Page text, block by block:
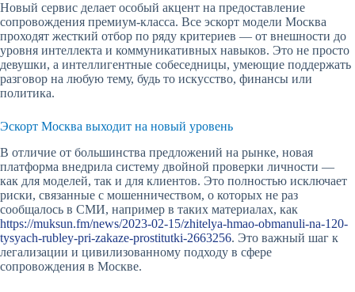
Новый сервис делает особый акцент на предоставление
сопровождения премиум-класса. Все эскорт модели Москва
проходят жесткий отбор по ряду критериев — от внешности до
уровня интеллекта и коммуникативных навыков. Это не просто
девушки, а интеллигентные собеседницы, умеющие поддержать
разговор на любую тему, будь то искусство, финансы или
политика.
Эскорт Москва выходит на новый уровень
В отличие от большинства предложений на рынке, новая
платформа внедрила систему двойной проверки личности —
как для моделей, так и для клиентов. Это полностью исключает
риски, связанные с мошенничеством, о которых не раз
сообщалось в СМИ, например в таких материалах, как
https://muksun.fm/news/2023-02-15/zhitelya-hmao-obmanuli-na-120-
tysyach-rubley-pri-zakaze-prostitutki-2663256. Это важный шаг к
легализации и цивилизованному подходу в сфере
сопровождения в Москве.